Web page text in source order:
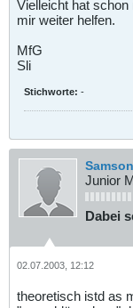
Vielleicht hat
mir weiter helfen.
MfG
Sli
Stichworte: -
Junior
Dabei
02.07.2003, 12:12
theoretisch istd as